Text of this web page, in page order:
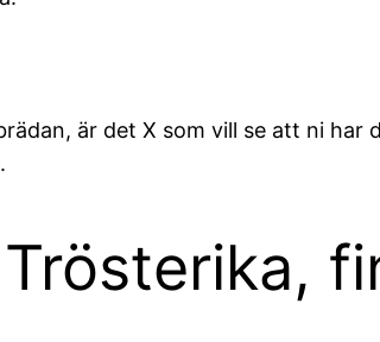
är det X som vill se att ni har